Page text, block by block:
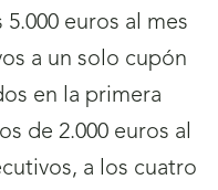
5.000 euros al mes
a un solo cupón
en la primera
de 2.000 euros al
a los cuatro